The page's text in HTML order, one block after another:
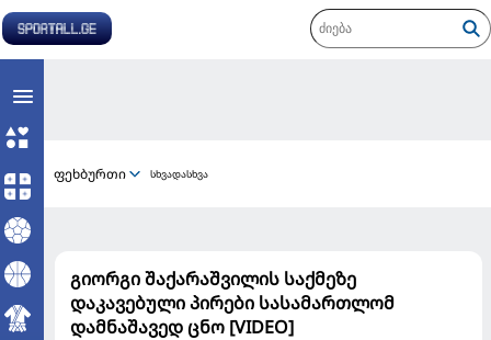
ფეხბურთი სხვადასხვა
გიორგი შაქარაშვილის საქმეზე
დაკავებული პირები სასამართლომ
დამნაშავედ ცნო [VIDEO]